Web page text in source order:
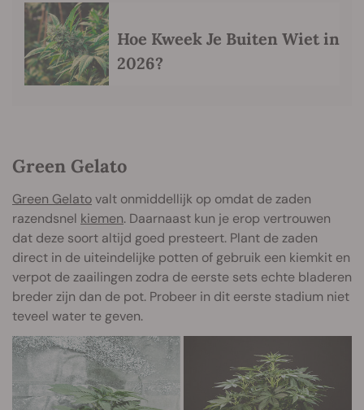
Hoe Kweek Je Buiten Wiet in
2026?
Green Gelato
Green Gelatovalt onmiddellijk op omdat de zaden
razendsnel kiemen. Daarnaast kun je erop vertrouwen
dat deze soort altijd goed presteert. Plant de zaden
direct in de uiteindelijke potten of gebruik een kiemkit en
verpot de zaailingen zodra de eerste sets echte bladeren
breder zijn dan de pot. Probeer in dit eerste stadium niet
teveel water te geven.